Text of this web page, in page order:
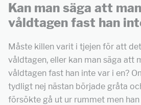
Kan man säga att
våldtagen fast han
Måste killen varit i tjejen för att
våldtagen, eller kan man säga att
våldtagen fast han inte var i en?
tydligt nej nästan började gråta
försökte gå ut ur rummet men